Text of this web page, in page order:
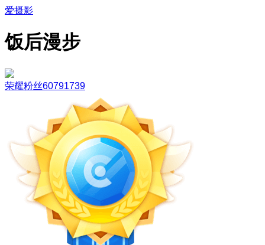
爱摄影
饭后漫步
荣耀粉丝60791739